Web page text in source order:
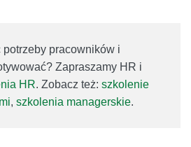
pracowników i
Zapraszamy HR i
HR. Zobacz też: szkolenie
, szkolenia managerskie.